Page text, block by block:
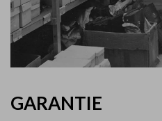
GARANTIE